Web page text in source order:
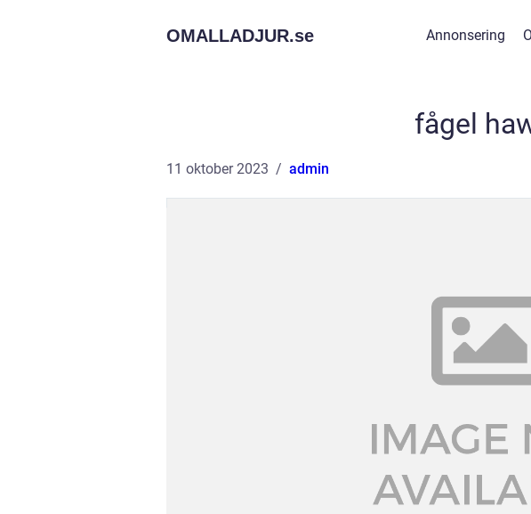
OMALLADJUR.se Annonsering
fågel
11 oktober 2023 admin